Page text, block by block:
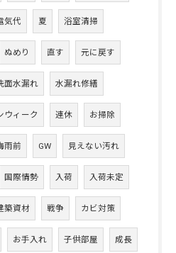
気代 夏 浴室清掃
ぬめり 直す 元に戻す
面水漏れ 水漏れ修繕
ウィーク 連休 お掃除
雨前 GW 見えない汚れ
国際情勢 入荷 入荷未定
築資材 戦争 カビ対策
お手入れ 子供部屋 成長